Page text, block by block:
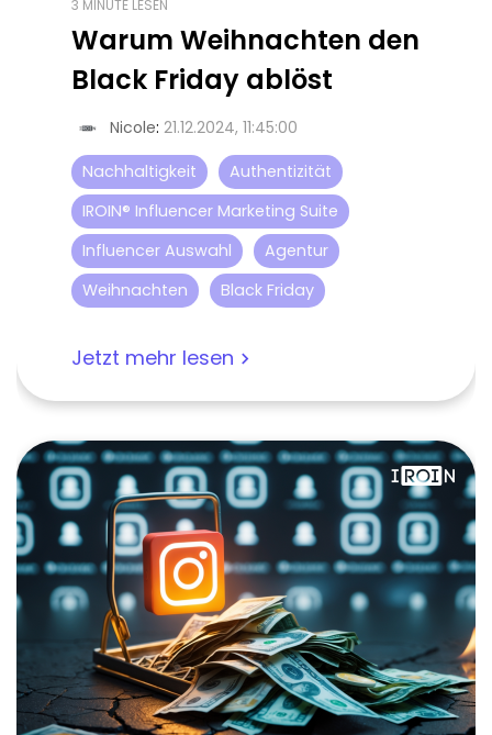
3 MINUTE LESEN
Warum Weihnachten den
Black Friday ablöst
Nicole: 21.12.2024, 11:45:00
Nachhaltigkeit
Authentizität
IROIN® Influencer Marketing Suite
Influencer Auswahl
Agentur
Weihnachten
Black Friday
Jetzt mehr lesen